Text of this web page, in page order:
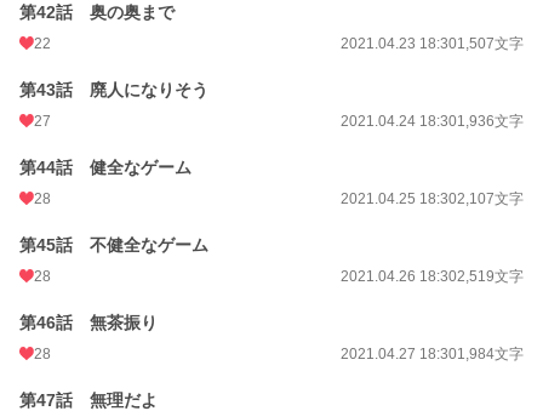
第42話 奥の奥まで
22 2021.04.23 18:301,507文字
第43話 廃人になりそう
27 2021.04.24 18:301,936文字
第44話 健全なゲーム
28 2021.04.25 18:302,107文字
第45話 不健全なゲーム
28 2021.04.26 18:302,519文字
第46話 無茶振り
28 2021.04.27 18:301,984文字
第47話 無理だよ